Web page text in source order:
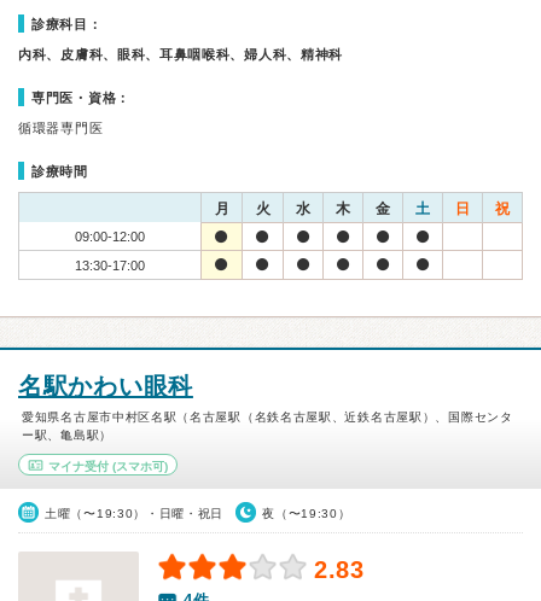
診療科目：
内科、皮膚科、眼科、耳鼻咽喉科、婦人科、精神科
専門医・資格：
循環器専門医
診療時間
月 火 水 木 金 土 日 祝
09:00-12:00
13:30-17:00
名駅かわい眼科
愛知県名古屋市中村区名駅（名古屋駅（名鉄名古屋駅、近鉄名古屋駅）、国際センタ
ー駅、亀島駅）
マイナ受付 (スマホ可)
土曜（〜19:30）・日曜・祝日 夜（〜19:30）
2.83